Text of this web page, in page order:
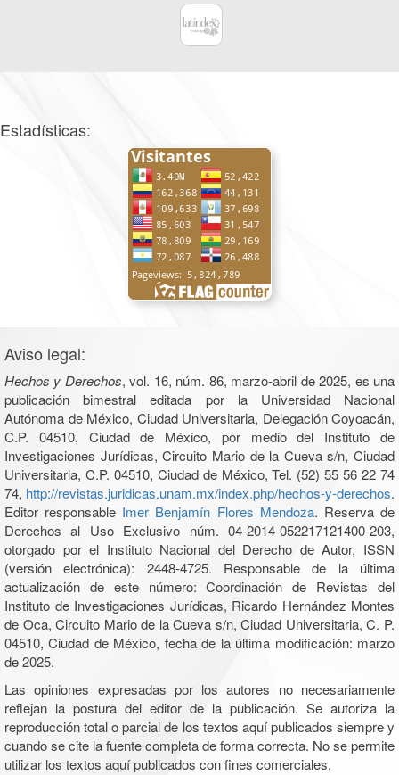
Estadísticas:
Aviso legal:
Hechos y Derechos, vol. 16, núm. 86, marzo-abril de 2025, es una
publicación bimestral editada por la Universidad Nacional
Autónoma de México, Ciudad Universitaria, Delegación Coyoacán,
C.P. 04510, Ciudad de México, por medio del Instituto de
Investigaciones Jurídicas, Circuito Mario de la Cueva s/n, Ciudad
Universitaria, C.P. 04510, Ciudad de México, Tel. (52) 55 56 22 74
74, http://revistas.juridicas.unam.mx/index.php/hechos-y-derechos.
Editor responsable Imer Benjamín Flores Mendoza. Reserva de
Derechos al Uso Exclusivo núm. 04-2014-052217121400-203,
otorgado por el Instituto Nacional del Derecho de Autor, ISSN
(versión electrónica): 2448-4725. Responsable de la última
actualización de este número: Coordinación de Revistas del
Instituto de Investigaciones Jurídicas, Ricardo Hernández Montes
de Oca, Circuito Mario de la Cueva s/n, Ciudad Universitaria, C. P.
04510, Ciudad de México, fecha de la última modificación: marzo
de 2025.
Las opiniones expresadas por los autores no necesariamente
reflejan la postura del editor de la publicación. Se autoriza la
reproducción total o parcial de los textos aquí publicados siempre y
cuando se cite la fuente completa de forma correcta. No se permite
utilizar los textos aquí publicados con fines comerciales.